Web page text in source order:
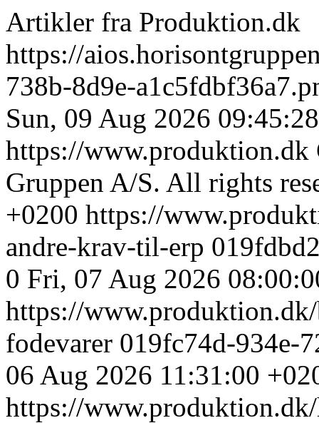
Artikler fra Produktion.dk
https://
738b-8d9e-
Sun, 09 Aug 2026
https://www.produktion.dk
Gruppen A/S. All rights
+0200 https://
andre-krav-til-erp
0 Fri, 07 Aug 2026
https://
fodevarer 019fc74d-934e-
06 Aug 2026 11:31:00
https://